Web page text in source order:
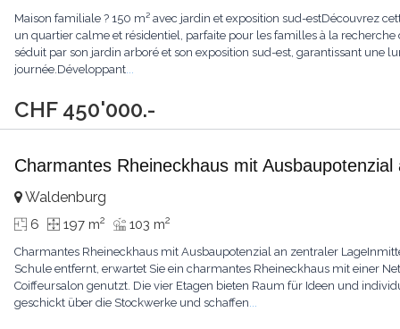
CHF 450'000.-
Maison familiale ? 150 m² avec jardin et exposition sud-estDécouvrez
un quartier calme et résidentiel, parfaite pour les familles à la
séduit par son jardin arboré et son exposition sud-est, garantissant une
journée.Développant...
Charmantes Rheineckhaus mit
Waldenburg
6 197 m2 103 m2
Charmantes Rheineckhaus mit Ausbaupotenzial an zentraler
Schule entfernt, erwartet Sie ein charmantes Rheineckhaus mit einer
Coiffeursalon genutzt. Die vier Etagen bieten Raum für Ideen und
geschickt über die Stockwerke und schaffen...